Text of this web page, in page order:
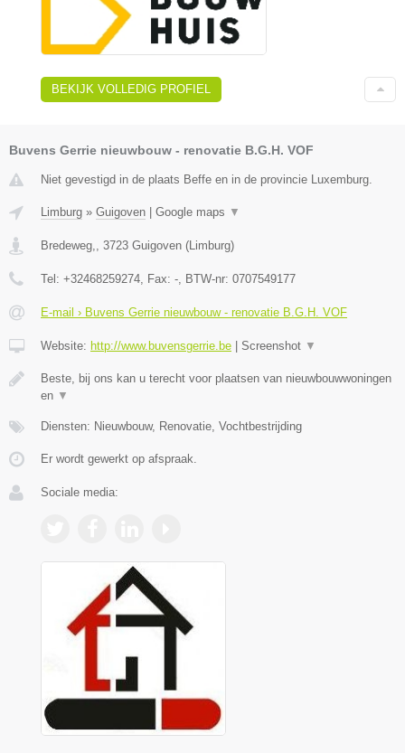
BEKIJK VOLLEDIG PROFIEL
Buvens Gerrie nieuwbouw - renovatie B.G.H. VOF
Niet gevestigd in de plaats Beffe en in de provincie Luxemburg.
Limburg » Guigoven Google maps ▼
Bredeweg, 3723 Guigoven ( Limburg)
Tel: +32468259274 , Fax: - , BTW-nr: 0707549177
E-mail › Buvens Gerrie nieuwbouw - renovatie B.G.H. VOF
Website: http://www.buvensgerrie.be Screenshot ▼
Beste, bij ons kan u terecht voor plaatsen van nieuwbouwwoningen
en ▼
Diensten: Nieuwbouw, Renovatie, Vochtbestrijding
Er wordt gewerkt op afspraak.
Sociale media: